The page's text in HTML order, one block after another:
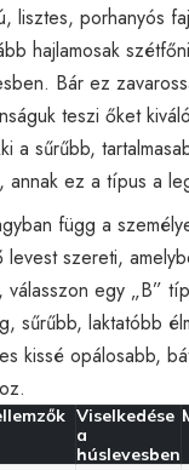
lisztes, porhanyós
hajlamosak
Bár ez
teszi őket
a sűrűbb,
annak ez a típus a
függ a
levest szereti,
válasszon egy „B”
sűrűbb, laktatóbb
kissé opálosabb,
Viselkedése
a
húslevesben